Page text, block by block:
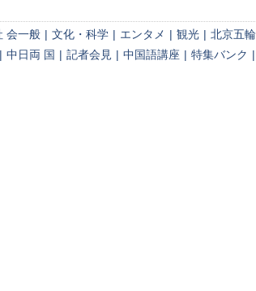
会一般 | 文化・科学 | エンタメ | 観光 | 北京五輪
| 中日両 国 | 記者会見 | 中国語講座 | 特集バンク |